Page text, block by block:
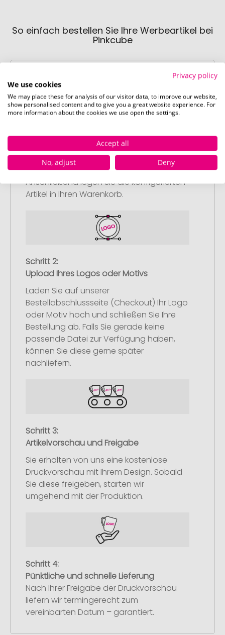
So einfach bestellen Sie Ihre Werbeartikel bei
Pinkcube
Artikelkonfiguration
Wählen Sie Ihre gewünschten
Werbeartikel aus und passen Sie diese
nach Ihren Vorstellungen an.
Anschließend legen Sie die konfigurierten
Artikel in Ihren Warenkorb.
Schritt 2:
Upload Ihres Logos oder Motivs
Laden Sie auf unserer
Bestellabschlussseite (Checkout) Ihr Logo
oder Motiv hoch und schließen Sie Ihre
Bestellung ab. Falls Sie gerade keine
passende Datei zur Verfügung haben,
können Sie diese gerne später
nachliefern.
Schritt 3:
Artikelvorschau und Freigabe
Sie erhalten von uns eine kostenlose
Druckvorschau mit Ihrem Design. Sobald
Sie diese freigeben, starten wir
umgehend mit der Produktion.
Schritt 4:
Pünktliche und schnelle Lieferung
Nach Ihrer Freigabe der Druckvorschau
liefern wir termingerecht zum
vereinbarten Datum – garantiert.
Privacy policy
We use cookies
We may place these for analysis of our visitor data, to improve our website,
show personalised content and to give you a great website experience. For
more information about the cookies we use open the settings.
Accept all
No, adjust
Deny